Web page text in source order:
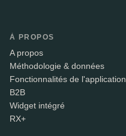
À PROPOS
A propos
Méthodologie & données
Fonctionnalités de l'application
B2B
Widget intégré
RX+